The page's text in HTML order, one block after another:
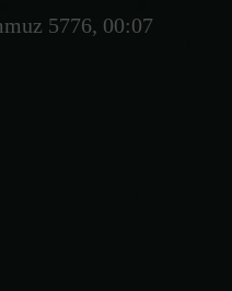
5776, 00:07